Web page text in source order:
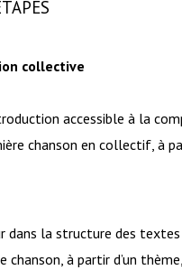
collective
accessible à la
chanson en collectif, à
la structure des
à partir d’un